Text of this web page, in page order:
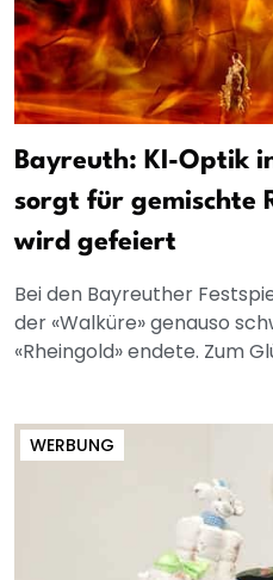
Bayreuth: KI-Optik
sorgt für gemischte
wird gefeiert
Bei den Bayreuther
der «Walküre» genauso
«Rheingold» endete. Zum
WERBUNG